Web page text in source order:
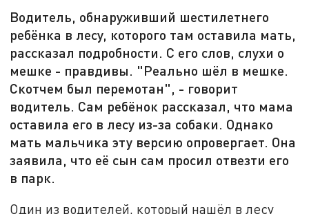
Водитель, обнаруживший шестилетнего
ребёнка в лесу, которого там оставила мать,
рассказал подробности. С его слов, слухи о
мешке - правдивы. "Реально шёл в мешке.
Скотчем был перемотан", - говорит
водитель. Сам ребёнок рассказал, что мама
оставила его в лесу из-за собаки. Однако
мать мальчика эту версию опровергает. Она
заявила, что её сын сам просил отвезти его
в парк.
Один из водителей, который нашёл в лесу